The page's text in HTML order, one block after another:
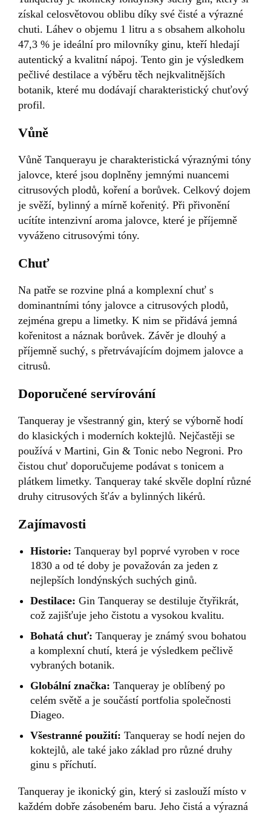
získal celosvětovou oblibu díky své čisté a výrazné
chuti. Láhev o objemu 1 litru a s obsahem alkoholu
47,3 % je ideální pro milovníky ginu, kteří hledají
autentický a kvalitní nápoj. Tento gin je výsledkem
pečlivé destilace a výběru těch nejkvalitnějších
botanik, které mu dodávají charakteristický chuťový
profil.
Vůně
Vůně Tanquerayu je charakteristická výraznými tóny
jalovce, které jsou doplněny jemnými nuancemi
citrusových plodů, koření a borůvek. Celkový dojem
je svěží, bylinný a mírně kořenitý. Při přivonění
ucítíte intenzivní aroma jalovce, které je příjemně
vyváženo citrusovými tóny.
Chuť
Na patře se rozvine plná a komplexní chuť s
dominantními tóny jalovce a citrusových plodů,
zejména grepu a limetky. K nim se přidává jemná
kořenitost a náznak borůvek. Závěr je dlouhý a
příjemně suchý, s přetrvávajícím dojmem jalovce a
citrusů.
Doporučené servírování
Tanqueray je všestranný gin, který se výborně hodí
do klasických i moderních koktejlů. Nejčastěji se
používá v Martini, Gin & Tonic nebo Negroni. Pro
čistou chuť doporučujeme podávat s tonicem a
plátkem limetky. Tanqueray také skvěle doplní různé
druhy citrusových šťáv a bylinných likérů.
Zajímavosti
Historie: Tanqueray byl poprvé vyroben v roce
1830 a od té doby je považován za jeden z
nejlepších londýnských suchých ginů.
Destilace: Gin Tanqueray se destiluje čtyřikrát,
což zajišťuje jeho čistotu a vysokou kvalitu.
Bohatá chuť: Tanqueray je známý svou bohatou
a komplexní chutí, která je výsledkem pečlivě
vybraných botanik.
Globální značka: Tanqueray je oblíbený po
celém světě a je součástí portfolia společnosti
Diageo.
Všestranné použití: Tanqueray se hodí nejen do
koktejlů, ale také jako základ pro různé druhy
ginu s příchutí.
Tanqueray je ikonický gin, který si zaslouží místo v
každém dobře zásobeném baru. Jeho čistá a výrazná